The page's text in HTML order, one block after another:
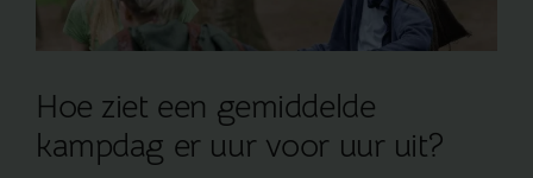
Hoe ziet een gemiddelde
kampdag er uur voor uur uit?